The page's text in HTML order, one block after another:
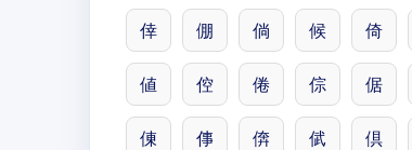
倖 倗 倘 候 倚
値 倥 倦 倧 倨
倲 倳 倴 倵 倶